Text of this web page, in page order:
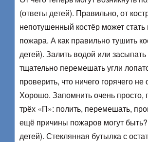
(ответы детей). Правильно, от
непотушенный костёр может стать
пожара. А как правильно тушить
детей). Залить водой или
тщательно перемешать угли
проверить, что ничего горячего не
Хорошо. Запомнить очень просто,
трёх «П»: полить, перемешать,
ещё причины пожаров могут
детей). Стеклянная бутылка с